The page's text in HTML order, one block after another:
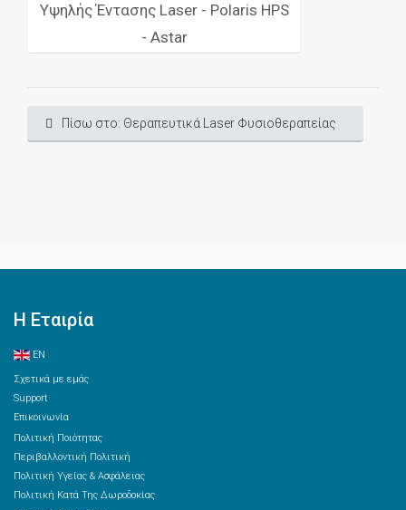
Υψηλής Έντασης Laser - Polaris HPS
- Astar
Πίσω στο: Θεραπευτικά Laser Φυσιοθεραπείας
Η Εταιρία
EN
Σχετικά με εμάς
Support
Επικοινωνία
Πολιτική Ποιότητας
Περιβαλλοντική Πολιτική
Πολιτική Υγείας & Ασφάλειας
Πολιτική Κατά Της Δωροδοκίας